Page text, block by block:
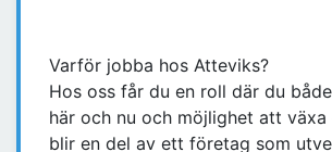
Varför jobba hos Atteviks?
Hos oss får du en roll där du
här och nu och möjlighet att
blir en del av ett företag som